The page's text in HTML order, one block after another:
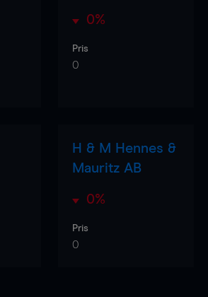
0%
Pris
0
H & M Hennes &
Mauritz AB
0%
Pris
0